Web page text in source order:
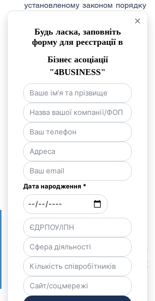
установленому законом порядку
та провадить свою господарську
діяльність на території однієї з
п’яти громад Сумської області, а
Тростянецької, Охтирської,
Лебединської або
Недригайлівської;
кінцевими бенефіціарними
власниками якого є громадяни
України;
чисельність працівників не
перевищує 50 осіб на момент
подання Заявки;
річний дохід від будь-якої
діяльності не перевищує розмір,
еквівалентний 10 мільйонам
ЄВРО.
Заявники можуть отримати
на безкоштовній основі
обладнання, вартість якого
встановлюється у таких
межах:
для суб’єктів господарювання,